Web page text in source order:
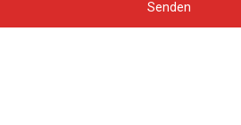
Senden